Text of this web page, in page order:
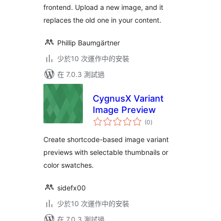
frontend. Upload a new image, and it
replaces the old one in your content.
Phillip Baumgärtner
少於10 次運作中的安裝
在 7.0.3 測試過
CygnusX Variant
Image Preview
(0總
評)
Create shortcode-based image variant
previews with selectable thumbnails or
color swatches.
sidefx00
少於10 次運作中的安裝
在 7.0.3 測試過